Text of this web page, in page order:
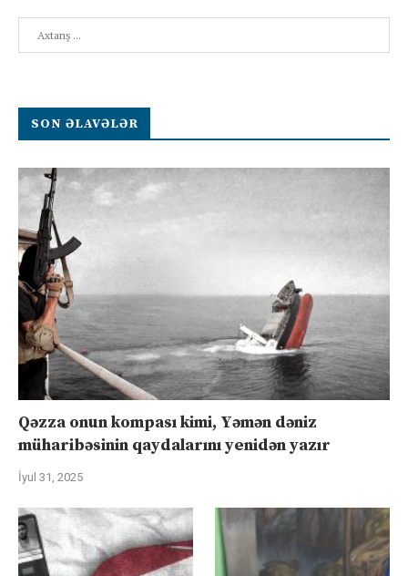
SON ƏLAVƏLƏR
Qəzza onun kompası kimi, Yəmən dəniz
müharibəsinin qaydalarını yenidən yazır
İyul 31, 2025